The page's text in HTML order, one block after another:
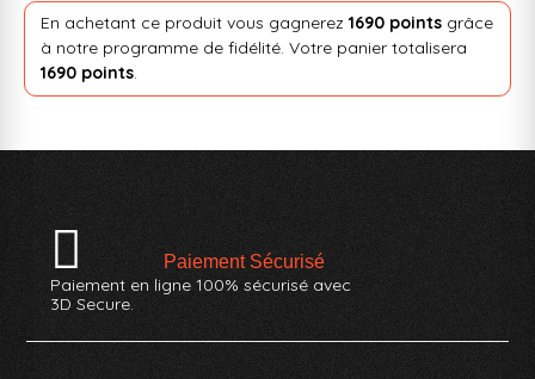
En achetant ce produit vous gagnerez 1690 pointsgrâce
à notre programme de fidélité. Votre panier totalisera
1690 points.
Paiement Sécurisé
Paiement en ligne 100% sécurisé avec
3D Secure.